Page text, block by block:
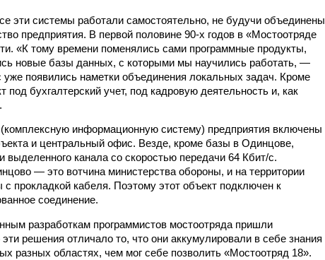
эти системы работали самостоятельно, не будучи объединены
предприятия. В первой половине 90-х годов в «Мостоотряде
«К тому времени поменялись сами программные продукты,
новые базы данных, с которыми мы научились работать, —
появились наметки объединения локальных задач. Кроме
бухгалтерский учет, под кадровую деятельность и, как
информационную систему) предприятия включены
и центральный офис. Везде, кроме базы в Одинцове,
выделенного канала со скоростью передачи 64 Кбит/с.
— это вотчина министерства обороны, и на территории
прокладкой кабеля. Поэтому этот объект подключен к
соединение.
разработкам программистов мостоотряда пришли
решения отличало то, что они аккумулировали в себе знания
разных областях, чем мог себе позволить «Мостоотряд 18».